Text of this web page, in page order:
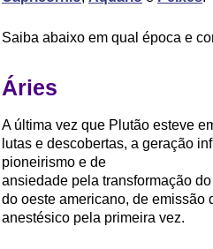
Saiba abaixo em qual época e
Áries
A última vez que Plutão esteve
lutas e descobertas, a geração
pioneirismo e de
ansiedade pela transformação
do oeste americano, de emissão
anestésico pela primeira vez.